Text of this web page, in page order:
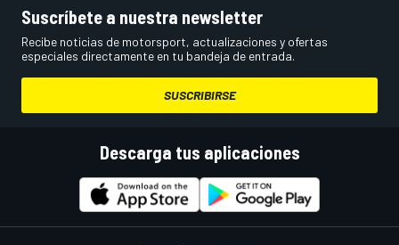
Suscríbete a nuestra newsletter
Recibe noticias de motorsport, actualizaciones y ofertas
especiales directamente en tu bandeja de entrada.
SUSCRIBIRSE
Descarga tus aplicaciones